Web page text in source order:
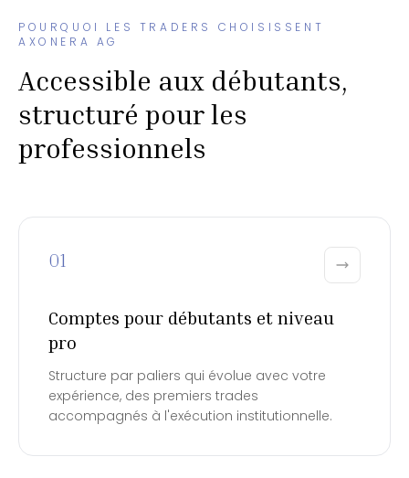
POURQUOI LES TRADERS CHOISISSENT
AXONERA AG
Accessible aux débutants,
structuré pour les
professionnels
01
Comptes pour débutants et niveau
pro
Structure par paliers qui évolue avec votre
expérience, des premiers trades
accompagnés à l'exécution institutionnelle.